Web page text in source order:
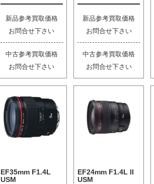
新品参考買取価格
お問合せ下さい
中古参考買取価格
お問合せ下さい
新品参考買取価格
お問合せ下さい
中古参考買取価格
お問合せ下さい
EF35mm F1.4L
USM
EF24mm F1.4L II
USM